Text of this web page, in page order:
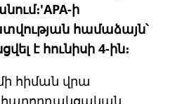
ի
համաձայն՝
է հունիսի 4-ին։
հիման վրա